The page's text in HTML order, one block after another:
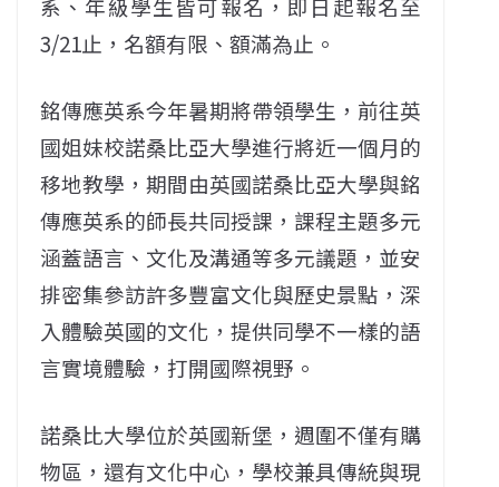
系、年級學生皆可報名，即日起報名至
3/21止，名額有限、額滿為止。
銘傳應英系今年暑期將帶領學生，前往英
國姐妹校諾桑比亞大學進行將近一個月的
移地教學，期間由英國諾桑比亞大學與銘
傳應英系的師長共同授課，課程主題多元
涵蓋語言、文化及溝通等多元議題，並安
排密集參訪許多豐富文化與歷史景點，深
入體驗英國的文化，提供同學不一樣的語
言實境體驗，打開國際視野。
諾桑比大學位於英國新堡，週圍不僅有購
物區，還有文化中心，學校兼具傳統與現